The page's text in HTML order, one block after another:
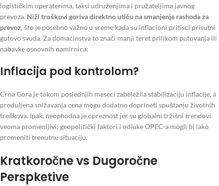
logističkim operaterima, taksi udruženjima i pružateljima javnog
prevoza. Niži troškovi goriva direktno utiču na smanjenje rashoda za
prevoz, što je posebno važno u vreme kada su inflacioni pritisci prisutni
gotovo svuda. Za domaćinstva to znači manji teret prilikom putovanja ili
nabavke osnovnih namirnica.
Inflacija pod kontrolom?
Crna Gora je tokom poslednjih meseci zabeležila stabilizaciju inflacije, a
produljena snižavanja cena mogu dodatno doprineti spuštanju životnih
troškova. Ipak, neophodna je opreznost jer su globalni tržišni trendovi
veoma promenljivi; geopolitički faktori i odluke OPEC-a mogli bi lako
promeniti trenutnu situaciju.
Kratkoročne vs Dugoročne
Perspketive